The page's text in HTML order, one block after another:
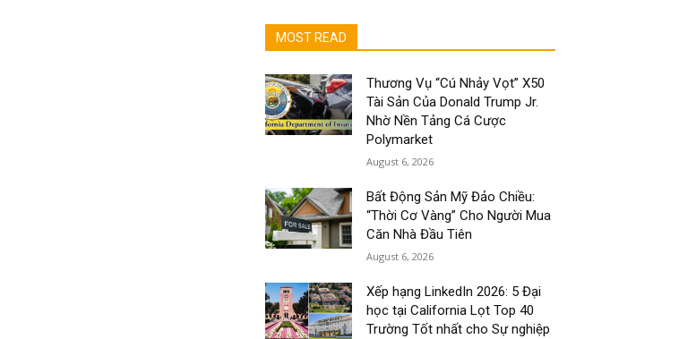
MOST READ
Thương Vụ “Cú Nhảy Vọt” X50
Tài Sản Của Donald Trump Jr.
Nhờ Nền Tảng Cá Cược
Polymarket
August 6, 2026
Bất Động Sản Mỹ Đảo Chiều:
“Thời Cơ Vàng” Cho Người Mua
Căn Nhà Đầu Tiên
August 6, 2026
Xếp hạng LinkedIn 2026: 5 Đại
học tại California Lọt Top 40
Trường Tốt nhất cho Sự nghiệp